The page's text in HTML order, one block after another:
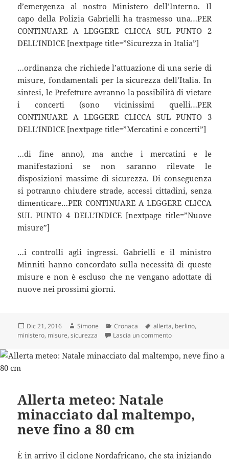
d’emergenza al nostro Ministero dell’Interno. Il
capo della Polizia Gabrielli ha trasmesso una…PER
CONTINUARE A LEGGERE CLICCA SUL PUNTO 2
DELL’INDICE [nextpage title=”Sicurezza in Italia”]
…ordinanza che richiede l’attuazione di una serie di
misure, fondamentali per la sicurezza dell’Italia. In
sintesi, le Prefetture avranno la possibilità di vietare
i concerti (sono vicinissimi quelli…PER
CONTINUARE A LEGGERE CLICCA SUL PUNTO 3
DELL’INDICE [nextpage title=”Mercatini e concerti”]
…di fine anno), ma anche i mercatini e le
manifestazioni se non saranno rilevate le
disposizioni massime di sicurezza. Di conseguenza
si potranno chiudere strade, accessi cittadini, senza
dimenticare…PER CONTINUARE A LEGGERE CLICCA
SUL PUNTO 4 DELL’INDICE [nextpage title=”Nuove
misure”]
…i controlli agli ingressi. Gabrielli e il ministro
Minniti hanno concordato sulla necessità di queste
misure e non è escluso che ne vengano adottate di
nuove nei prossimi giorni.
Scritto
il
Dic 21, 2016 Autore
Simone Categorie
Cronaca Tag
allerta, berlino,
ministero, misure,sicurezza Lascia un commentosu ATTACCO A
Allerta meteo: Natale
minacciato dal maltempo,
neve fino a 80 cm
È in arrivo il ciclone Nordafricano, che sta iniziando